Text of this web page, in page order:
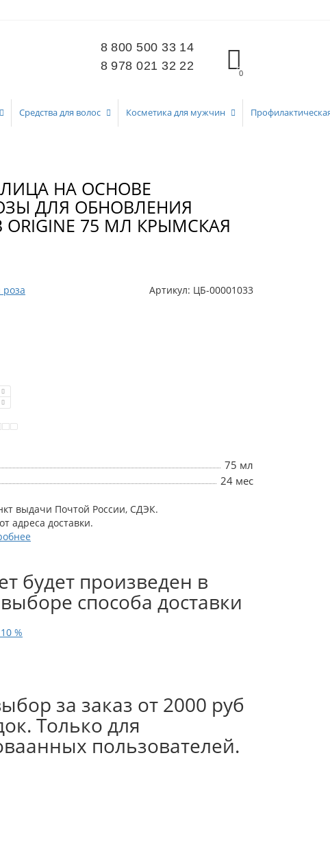
8 800 500 33 14
8 978 021 32 22
0
Средства для волос Косметика для мужчин
НА ОСНОВЕ
ДЛЯ ОБНОВЛЕНИЯ
ORIGINE 75 МЛ КРЫМСКАЯ
Артикул: ЦБ-00001033
75 мл
24 мес
выдачи Почтой России, СДЭК.
адреса доставки.
будет произведен в
способа доставки
%
за заказ от 2000 руб
Только для
пользователей.